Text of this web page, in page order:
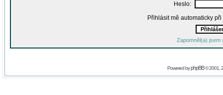
Heslo:
Přihlásit mě automaticky
Zapomněl(a) jsem
Powered byphpBB© 2001,